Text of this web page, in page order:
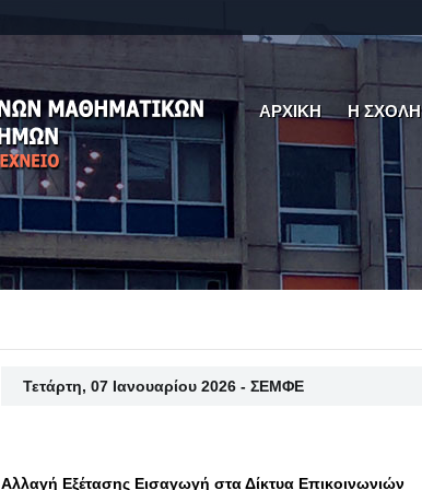
ΑΡΧΙΚΗ Η ΣΧΟΛΗ
Τετάρτη, 07 Ιανουαρίου 2026 - ΣΕΜΦΕ
Αλλαγή Εξέτασης Εισαγωγή στα Δίκτυα Επικοινωνιών